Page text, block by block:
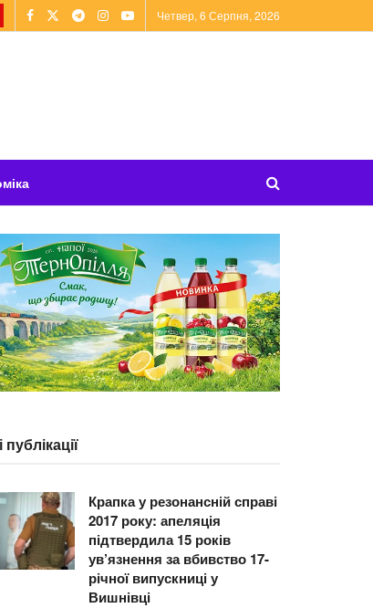
Четвер, 6 Серпня, 2026
публікації
Крапка у резонансній справі
2017 року: апеляція
підтвердила 15 років
ув’язнення за вбивство 17-
річної випускниці у
Вишнівці